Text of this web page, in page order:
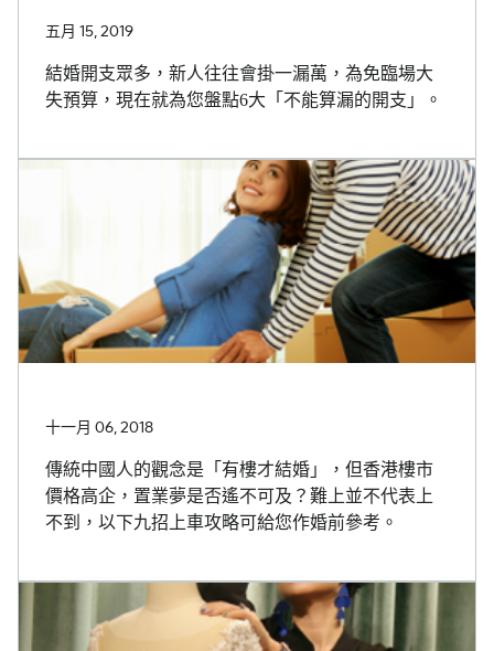
五月 15, 2019
結婚開支眾多，新人往往會掛一漏萬，為免臨場大
失預算，現在就為您盤點6大「不能算漏的開支」。
十一月 06, 2018
傳統中國人的觀念是「有樓才結婚」，但香港樓市
價格高企，置業夢是否遙不可及？難上並不代表上
不到，以下九招上車攻略可給您作婚前參考。